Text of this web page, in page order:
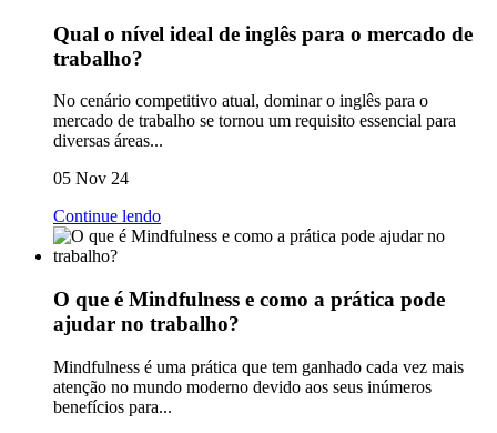
Qual o nível ideal de inglês para o mercado de
trabalho?
No cenário competitivo atual, dominar o inglês para o
mercado de trabalho se tornou um requisito essencial para
diversas áreas...
05 Nov 24
Continue lendo
O que é Mindfulness e como a prática pode
ajudar no trabalho?
Mindfulness é uma prática que tem ganhado cada vez mais
atenção no mundo moderno devido aos seus inúmeros
benefícios para...